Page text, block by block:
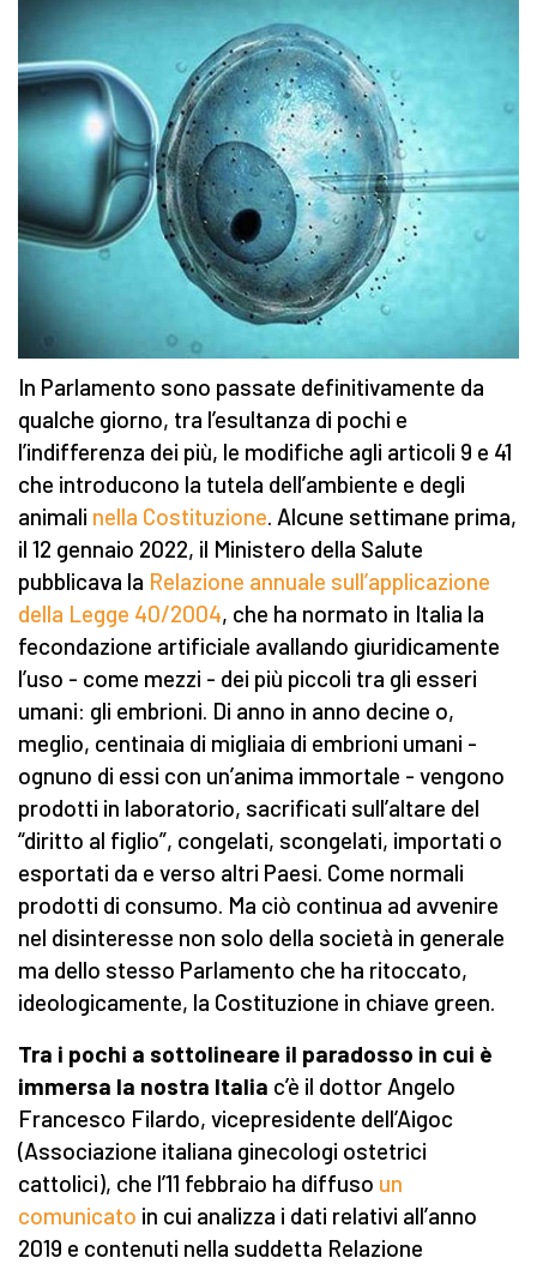
In Parlamento sono passate definitivamente da
qualche giorno, tra l’esultanza di pochi e
l’indifferenza dei più, le modifiche agli articoli 9 e 41
che introducono la tutela dell’ambiente e degli
animali nella Costituzione. Alcune settimane prima,
il 12 gennaio 2022, il Ministero della Salute
pubblicava la Relazione annuale sull’applicazione
della Legge 40/2004, che ha normato in Italia la
fecondazione artificiale avallando giuridicamente
l’uso - come mezzi - dei più piccoli tra gli esseri
umani: gli embrioni. Di anno in anno decine o,
meglio, centinaia di migliaia di embrioni umani -
ognuno di essi con un’anima immortale - vengono
prodotti in laboratorio, sacrificati sull’altare del
“diritto al figlio”, congelati, scongelati, importati o
esportati da e verso altri Paesi. Come normali
prodotti di consumo. Ma ciò continua ad avvenire
nel disinteresse non solo della società in generale
ma dello stesso Parlamento che ha ritoccato,
ideologicamente, la Costituzione in chiave green.
Tra i pochi a sottolineare il paradosso in cui è
immersa la nostra Italia c’è il dottor Angelo
Francesco Filardo, vicepresidente dell’Aigoc
(Associazione italiana ginecologi ostetrici
cattolici), che l’11 febbraio ha diffuso un
comunicato in cui analizza i dati relativi all’anno
2019 e contenuti nella suddetta Relazione